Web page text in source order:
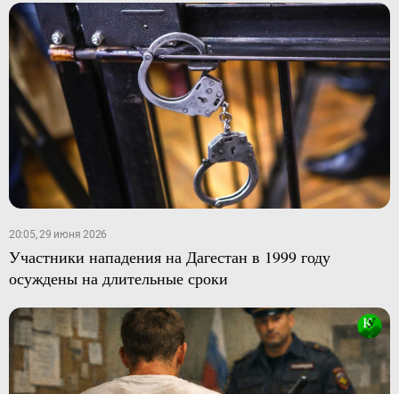
20:05, 29 июня 2026
Участники нападения на Дагестан в 1999 году
осуждены на длительные сроки